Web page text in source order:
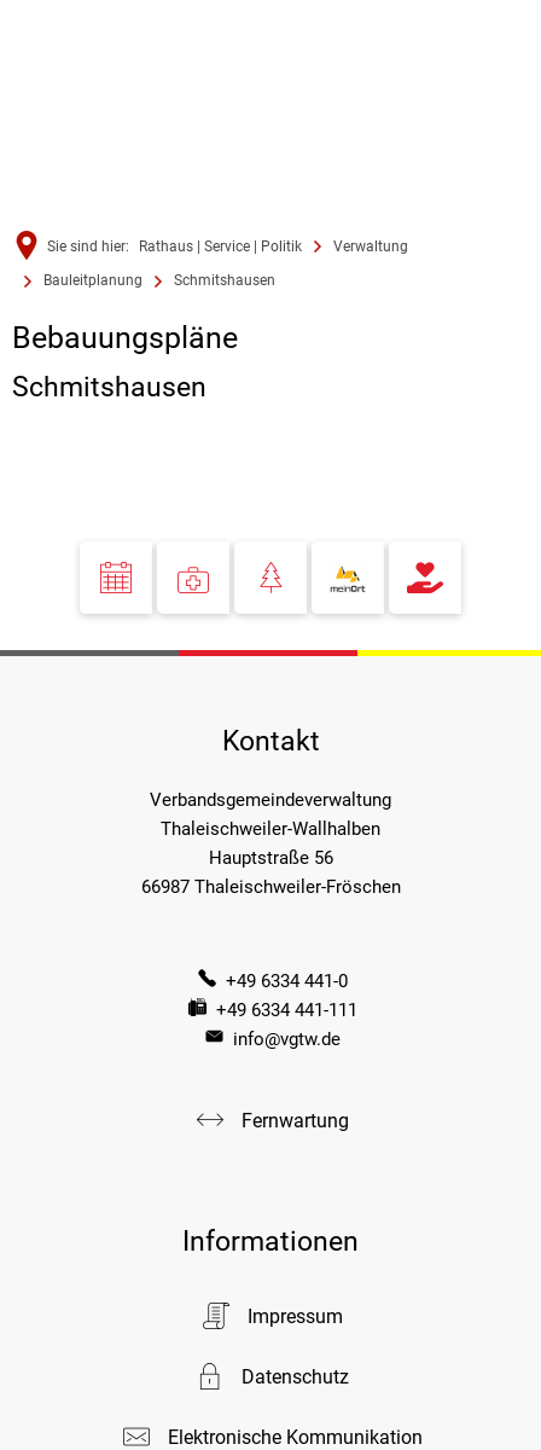
Sie sind hier: Rathaus | Service | Politik Verwaltung
Bauleitplanung Schmitshausen
Schmitshausen
Bebauungspläne
Schmitshausen
Kontakt
Verbandsgemeindeverwaltung
Thaleischweiler-Wallhalben
Hauptstraße 56
66987 Thaleischweiler-Fröschen
+49 6334 441-0
+49 6334 441-111
info@vgtw.de
Fernwartung
Informationen
Impressum
Datenschutz
Elektronische Kommunikation